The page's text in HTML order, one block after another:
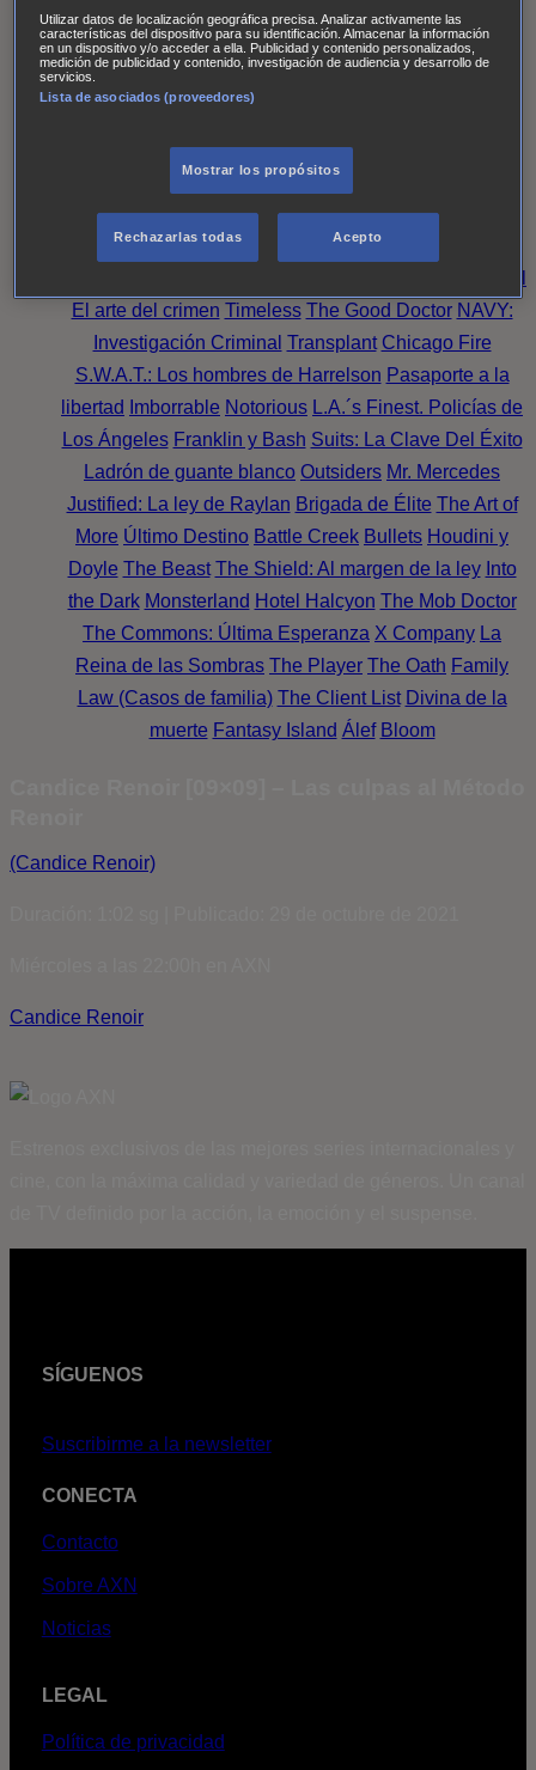
Ladrón de guante blanco Hannibal Daños y Perjuicios
AXN Masters of Sex Three PinesAccused Carter
Nevers
Magpie Murders Blindspot Coyote
Reckoning: Ajuste de Cuentas
Noche Wild Bill Mentes Criminales Candice Renoir
Absentia Harrow Bulletproof Annika Lincoln Rhyme:
El arte del crimen Timeless The Good Doctor NAVY:
Investigación Criminal Transplant Chicago Fire
S.W.A.T.: Los hombres de Harrelson Pasaporte a la
libertad
Imborrable Notorious L.A.´s Finest. Policías de
Los Ángeles Franklin y Bash Suits: La Clave Del Éxito
Ladrón de guante blanco Outsiders Mr. Mercedes
Justified: La ley de Raylan Brigada de Élite The Art of
More Último Destino Battle Creek Bullets Houdini y
Doyle The Beast The Shield: Al margen de la ley Into
the Dark Monsterland Hotel Halcyon The Mob Doctor
The Commons: Última Esperanza X Company La
Reina de las Sombras The Player The Oath Family
Law (Casos de familia) The Client List Divina de la
muerte Fantasy Island Álef Bloom
(Candice Renoir)
Candice Renoir
SÍGUENOS
Suscribirme a la newsletter
CONECTA
Contacto
Sobre AXN
Noticias
LEGAL
Política de privacidad
Utilizar datos de localización geográfica precisa. Analizar activamente las
características del dispositivo para su identificación. Almacenar la información
en un dispositivo y/o acceder a ella. Publicidad y contenido personalizados,
medición de publicidad y contenido, investigación de audiencia y desarrollo de
servicios.
Lista de asociados (proveedores)
Mostrar los propósitos
Rechazarlas todas Acepto